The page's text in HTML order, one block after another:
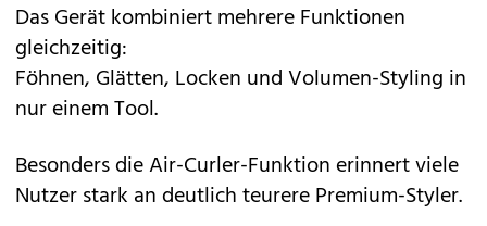
Das Gerät kombiniert mehrere Funktionen
gleichzeitig:
Föhnen, Glätten, Locken und Volumen-Styling in
nur einem Tool.
Besonders die Air-Curler-Funktion erinnert viele
Nutzer stark an deutlich teurere Premium-Styler.